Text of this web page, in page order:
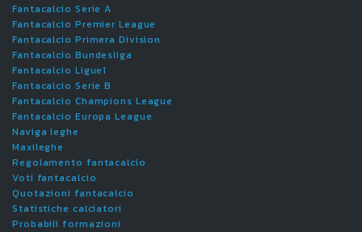
Fantacalcio Serie A
Fantacalcio Premier League
Fantacalcio Primera Division
Fantacalcio Bundesliga
Fantacalcio Ligue1
Fantacalcio Serie B
Fantacalcio Champions League
Fantacalcio Europa League
Naviga leghe
Maxileghe
Regolamento fantacalcio
Voti fantacalcio
Quotazioni fantacalcio
Statistiche calciatori
Probabili formazioni